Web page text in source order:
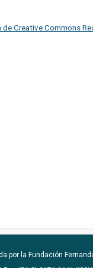
de Creative Commons
por la Fundación